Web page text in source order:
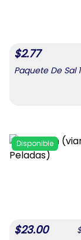
$2.77
Paquete De Sal
Disponible
$23.00